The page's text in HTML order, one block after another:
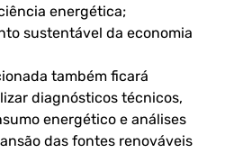
energética;
sustentável da economia
também ficará
diagnósticos técnicos,
energético e análises
das fontes renováveis